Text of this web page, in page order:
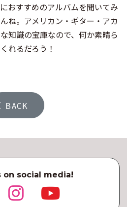
おすすめのアルバムを聞いてみ
ね。アメリカン・ギター・アカ
知識の宝庫なので、何か素晴ら
れるだろう！
BACK
on social media!